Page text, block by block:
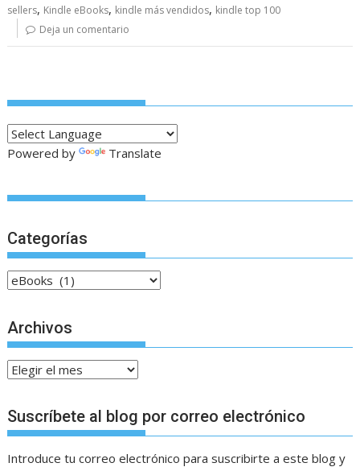
sellers, Kindle eBooks, kindle más vendidos, kindle top 100
Deja un comentario
Powered by Translate
Categorías
Categorías
Archivos
Archivos
Suscríbete al blog por correo electrónico
Introduce tu correo electrónico para suscribirte a este blog y